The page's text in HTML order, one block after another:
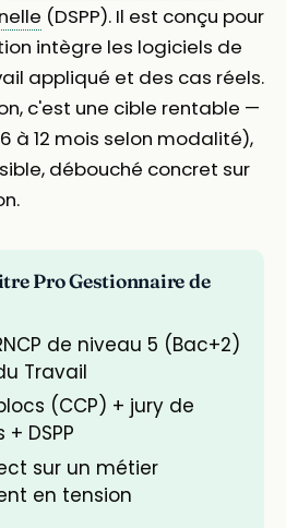
(DSPP). Il est conçu pour
intègre les logiciels de
appliqué et des cas réels.
c'est une cible rentable —
à 12 mois selon modalité),
débouché concret sur
Pro Gestionnaire de
de niveau 5 (Bac+2)
Travail
(CCP) + jury de
DSPP
sur un métier
en tension